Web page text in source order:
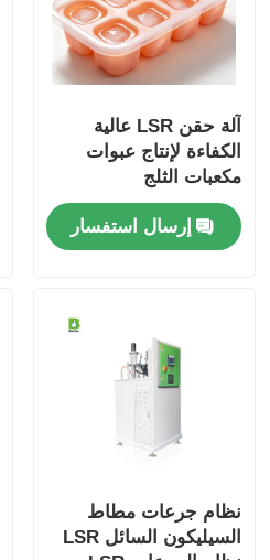
آلة حقن LSR عالية
الكفاءة لإنتاج عبوات
مكعبات الثلج
إرسال استفسار
نظام جرعات مطاط
السيليكون السائل LSR